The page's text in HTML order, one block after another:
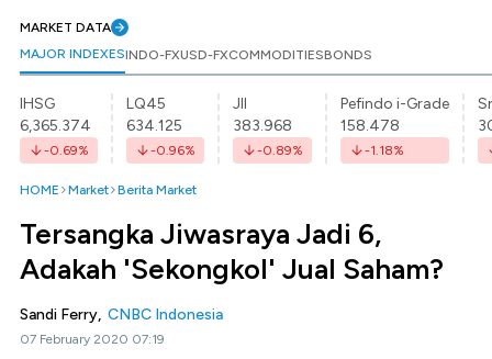
MARKET DATA
MAJOR INDEXESINDO-FXUSD-FXCOMMODITIESBONDS
IHSG
6,365.374
-0.69%
LQ45
634.125
-0.96%
JII
383.968
-0.89%
Pefindo i-Grade
158.478
-1.18%
HOME Market Berita Market
Tersangka Jiwasraya Jadi 6,
Adakah 'Sekongkol' Jual Saham?
Sandi Ferry, CNBC Indonesia
07 February 2020 07:19